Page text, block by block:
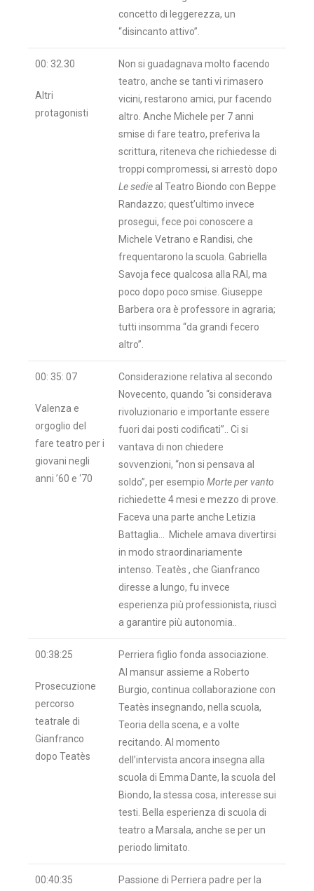
concetto di leggerezza, un
“disincanto attivo”.
00: 32.30
Altri
protagonisti
Non si guadagnava molto facendo
teatro, anche se tanti vi rimasero
vicini, restarono amici, pur facendo
altro. Anche Michele per 7 anni
smise di fare teatro, preferiva la
scrittura, riteneva che richiedesse di
troppi compromessi, si arrestò dopo
Le sedie al Teatro Biondo con Beppe
Randazzo; quest’ultimo invece
prosegui, fece poi conoscere a
Michele Vetrano e Randisi, che
frequentarono la scuola. Gabriella
Savoja fece qualcosa alla RAI, ma
poco dopo poco smise. Giuseppe
Barbera ora è professore in agraria;
tutti insomma “da grandi fecero
altro”.
00: 35: 07
Valenza e
orgoglio del
fare teatro per i
giovani negli
anni ’60 e ‘70
Considerazione relativa al secondo
Novecento, quando “si considerava
rivoluzionario e importante essere
fuori dai posti codificati”.. Ci si
vantava di non chiedere
sovvenzioni, “non si pensava al
soldo”, per esempio Morte per vanto
richiedette 4 mesi e mezzo di prove.
Faceva una parte anche Letizia
Battaglia… Michele amava divertirsi
in modo straordinariamente
intenso. Teatès , che Gianfranco
diresse a lungo, fu invece
esperienza più professionista, riuscì
a garantire più autonomia..
00:38:25
Prosecuzione
percorso
teatrale di
Gianfranco
dopo Teatès
Perriera figlio fonda associazione.
Al mansur assieme a Roberto
Burgio, continua collaborazione con
Teatès insegnando, nella scuola,
Teoria della scena, e a volte
recitando. Al momento
dell’intervista ancora insegna alla
scuola di Emma Dante, la scuola del
Biondo, la stessa cosa, interesse sui
testi. Bella esperienza di scuola di
teatro a Marsala, anche se per un
periodo limitato.
00:40:35
Passione di Perriera padre per la